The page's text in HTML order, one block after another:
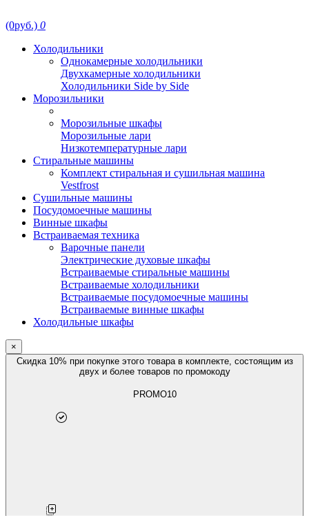
(0руб.) 0
Холодильники
Однокамерные холодильники
Двухкамерные холодильники
Холодильники Side by Side
Морозильники
Морозильные шкафы
Морозильные лари
Низкотемпературные лари
Стиральные машины
Комплект стиральная и сушильная машина
Vestfrost
Сушильные машины
Посудомоечные машины
Винные шкафы
Встраиваемая техника
Варочные панели
Электрические духовые шкафы
Встраиваемые стиральные машины
Встраиваемые холодильники
Встраиваемые посудомоечные машины
Встраиваемые винные шкафы
Холодильные шкафы
×
Скидка 10% при покупке этого товара в комплекте, состоящим из
двух и более товаров по промокоду
PROMO10